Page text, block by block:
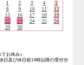
1
2 3 4
5
8 9 10 11
12
15 16 17 18
19
22 23 24 25
26
29 30
お休み）
日及び休日前14時以降の受付分